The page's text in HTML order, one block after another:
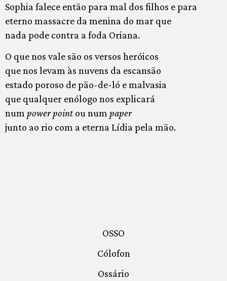
Sophia falece então para mal dos filhos e para
eterno massacre da menina do mar que
nada pode contra a foda Oriana.
O que nos vale são os versos heróicos
que nos levam às nuvens da escansão
estado poroso de pão-de-ló e malvasia
que qualquer enólogo nos explicará
num power point ou num paper
junto ao rio com a eterna Lídia pela mão.
OSSO
Cólofon
Ossário